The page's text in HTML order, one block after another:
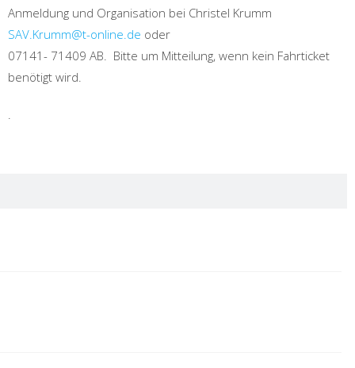
Anmeldung und Organisation bei Christel Krumm
SAV.Krumm@t-online.de oder
07141- 71409 AB. Bitte um Mitteilung, wenn kein Fahrticket
benötigt wird.
.